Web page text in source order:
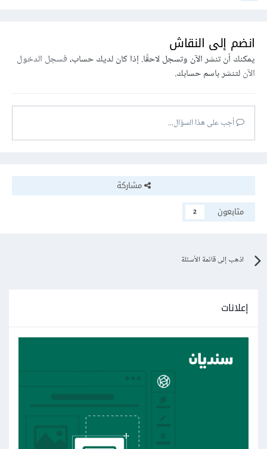
انضم إلى النقاش
يمكنك أن تنشر الآن وتسجل لاحقًا. إذا كان لديك حساب،فسجل الدخول
الآنلتنشر باسم حسابك.
أجب على هذا السؤال...
مشاركة
متابعون
2
اذهب إلى قائمة الأسئلة
إعلانات